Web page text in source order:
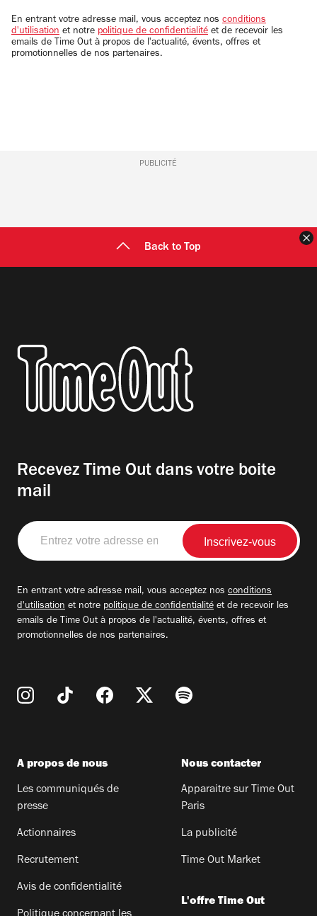
email
En entrant votre adresse mail, vous acceptez nos conditions
d'utilisation et notre politique de confidentialité et de recevoir les
emails de Time Out à propos de l'actualité, évents, offres et
promotionnelles de nos partenaires.
PUBLICITÉ
Back to Top
Recevez Time Out dans votre boite
mail
Entrez
votre
adresse
En entrant votre adresse mail, vous acceptez nos conditions
d'utilisation et notre politique de confidentialité et de recevoir les
emails de Time Out à propos de l'actualité, évents, offres et
promotionnelles de nos partenaires.
A propos de nous
Les communiqués de
presse
Actionnaires
Recrutement
Avis de confidentialité
Nous contacter
Apparaitre sur Time Out
Paris
La publicité
Time Out Market
L'offre Time Out